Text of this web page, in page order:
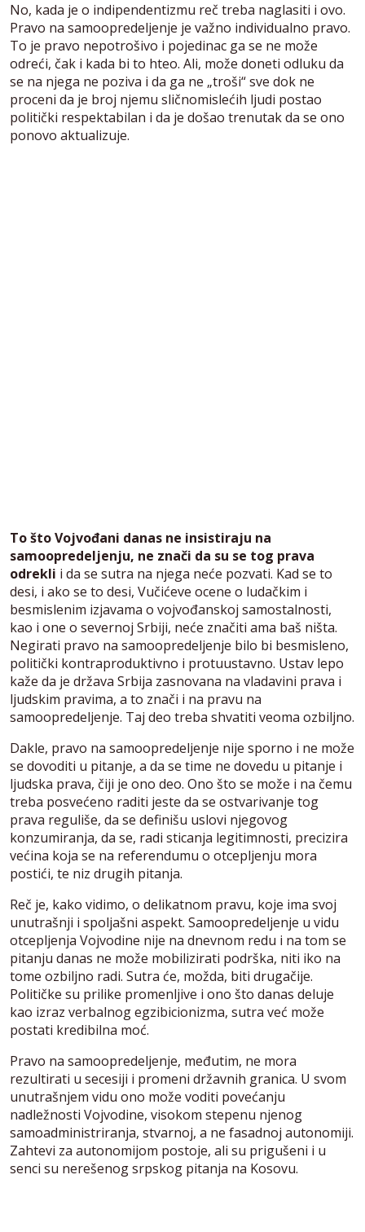
No, kada je o indipendentizmu reč treba naglasiti i ovo.
Pravo na samoopredeljenje je važno individualno pravo.
To je pravo nepotrošivo i pojedinac ga se ne može
odreći, čak i kada bi to hteo. Ali, može doneti odluku da
se na njega ne poziva i da ga ne „troši“ sve dok ne
proceni da je broj njemu sličnomislećih ljudi postao
politički respektabilan i da je došao trenutak da se ono
ponovo aktualizuje.
To što Vojvođani danas ne insistiraju na
samoopredeljenju, ne znači da su se tog prava
odrekli i da se sutra na njega neće pozvati. Kad se to
desi, i ako se to desi, Vučićeve ocene o ludačkim i
besmislenim izjavama o vojvođanskoj samostalnosti,
kao i one o severnoj Srbiji, neće značiti ama baš ništa.
Negirati pravo na samoopredeljenje bilo bi besmisleno,
politički kontraproduktivno i protuustavno. Ustav lepo
kaže da je država Srbija zasnovana na vladavini prava i
ljudskim pravima, a to znači i na pravu na
samoopredeljenje. Taj deo treba shvatiti veoma ozbiljno.
Dakle, pravo na samoopredeljenje nije sporno i ne može
se dovoditi u pitanje, a da se time ne dovedu u pitanje i
ljudska prava, čiji je ono deo. Ono što se može i na čemu
treba posvećeno raditi jeste da se ostvarivanje tog
prava reguliše, da se definišu uslovi njegovog
konzumiranja, da se, radi sticanja legitimnosti, precizira
većina koja se na referendumu o otcepljenju mora
postići, te niz drugih pitanja.
Reč je, kako vidimo, o delikatnom pravu, koje ima svoj
unutrašnji i spoljašni aspekt. Samoopredeljenje u vidu
otcepljenja Vojvodine nije na dnevnom redu i na tom se
pitanju danas ne može mobilizirati podrška, niti iko na
tome ozbiljno radi. Sutra će, možda, biti drugačije.
Političke su prilike promenljive i ono što danas deluje
kao izraz verbalnog egzibicionizma, sutra već može
postati kredibilna moć.
Pravo na samoopredeljenje, međutim, ne mora
rezultirati u secesiji i promeni državnih granica. U svom
unutrašnjem vidu ono može voditi povećanju
nadležnosti Vojvodine, visokom stepenu njenog
samoadministriranja, stvarnoj, a ne fasadnoj autonomiji.
Zahtevi za autonomijom postoje, ali su prigušeni i u
senci su nerešenog srpskog pitanja na Kosovu.